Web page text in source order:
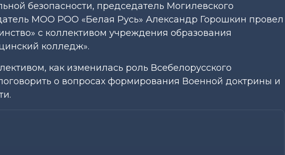
безопасности, председатель Могилевского
МОО РОО «Белая Русь» Александр Горошкин провел
с коллективом учреждения образования
колледж».
как изменилась роль Всебелорусского
о вопросах формирования Военной доктрины и